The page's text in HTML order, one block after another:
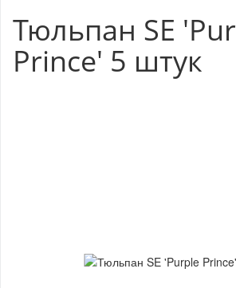
Тюльпан SE
Prince' 5 штук